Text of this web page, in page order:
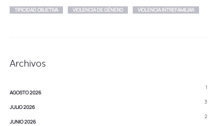
TIPICIDAD OBJETIVA VIOLENCIA DE GÉNERO VIOLENCIA INTREFAMILIAR
Archivos
AGOSTO 2026
1
JULIO 2026
3
JUNIO 2026
2